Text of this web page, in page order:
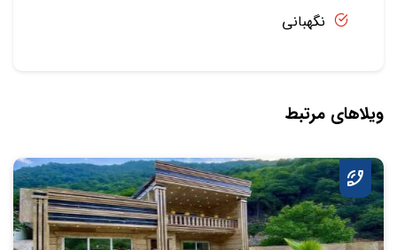
نگهبانی
ویلاهای مرتبط